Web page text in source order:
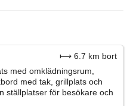
⟼ 6.7 km bort
med omklädningsrum,
med tak, grillplats och
ställplatser för besökare och